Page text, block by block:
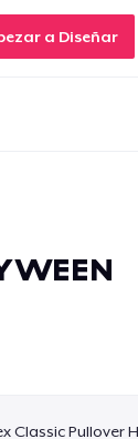
a Diseñar
Classic Pullover